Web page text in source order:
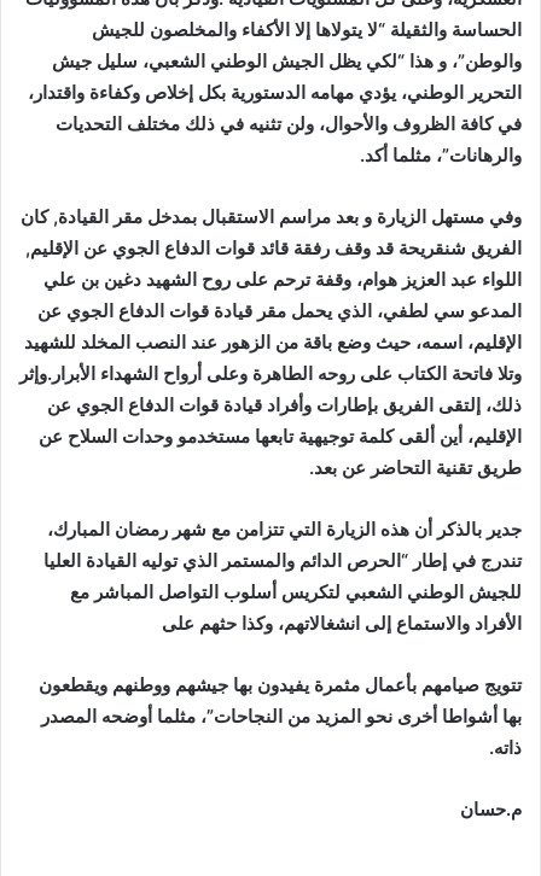
الحساسة والثقيلة “لا يتولاها إلا الأكفاء والمخلصون للجيش
والوطن”، و هذا “لكي يظل الجيش الوطني الشعبي، سليل جيش
التحرير الوطني، يؤدي مهامه الدستورية بكل إخلاص وكفاءة واقتدار،
في كافة الظروف والأحوال، ولن تثنيه في ذلك مختلف التحديات
والرهانات”، مثلما أكد.
وفي مستهل الزيارة و بعد مراسم الاستقبال بمدخل مقر القيادة, كان
الفريق شنقريحة قد وقف رفقة قائد قوات الدفاع الجوي عن الإقليم,
اللواء عبد العزيز هوام، وقفة ترحم على روح الشهيد دغين بن علي
المدعو سي لطفي، الذي يحمل مقر قيادة قوات الدفاع الجوي عن
الإقليم، اسمه، حيث وضع باقة من الزهور عند النصب المخلد للشهيد
وتلا فاتحة الكتاب على روحه الطاهرة وعلى أرواح الشهداء الأبرار.وإثر
ذلك، إلتقى الفريق بإطارات وأفراد قيادة قوات الدفاع الجوي عن
الإقليم، أين ألقى كلمة توجيهية تابعها مستخدمو وحدات السلاح عن
طريق تقنية التحاضر عن بعد.
جدير بالذكر أن هذه الزيارة التي تتزامن مع شهر رمضان المبارك،
تندرج في إطار “الحرص الدائم والمستمر الذي توليه القيادة العليا
للجيش الوطني الشعبي لتكريس أسلوب التواصل المباشر مع
الأفراد والاستماع إلى انشغالاتهم، وكذا حثهم على
تتويج صيامهم بأعمال مثمرة يفيدون بها جيشهم ووطنهم ويقطعون
بها أشواطا أخرى نحو المزيد من النجاحات”، مثلما أوضحه المصدر
ذاته.
م.حسان